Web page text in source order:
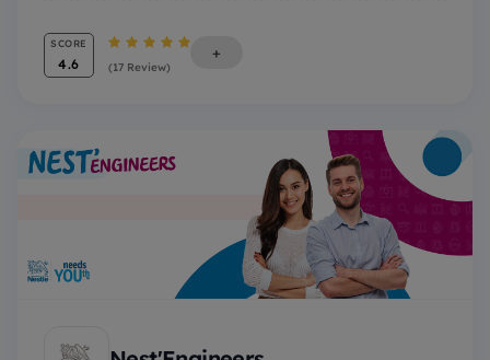
SCORE
4.6 (17 Review)
+